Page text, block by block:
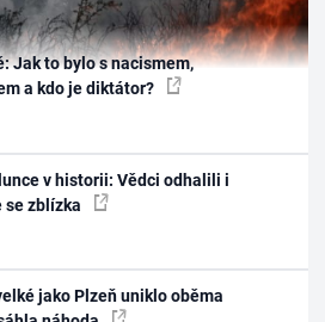
Jak to bylo s nacismem,
a kdo je diktátor?
v historii: Vědci odhalili i
se zblízka
jako Plzeň uniklo oběma